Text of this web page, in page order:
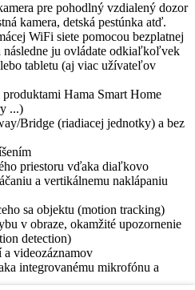
pre pohodlný vzdialený dozor
kamera, detská pestúnka atď.
WiFi siete pomocou bezplatnej
následne ju ovládate odkiaľkoľvek
tabletu (aj viac užívateľov
Hama Smart Home
...)
Bridge (riadiacej jednotky) a bez
priestoru vďaka diaľkovo
a vertikálnemu naklápaniu
sa objektu (motion tracking)
v obraze, okamžité upozornenie
detection)
videozáznamov
integrovanému mikrofónu a